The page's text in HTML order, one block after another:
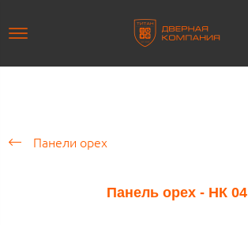
Панели орех
Панель орех - НК 04